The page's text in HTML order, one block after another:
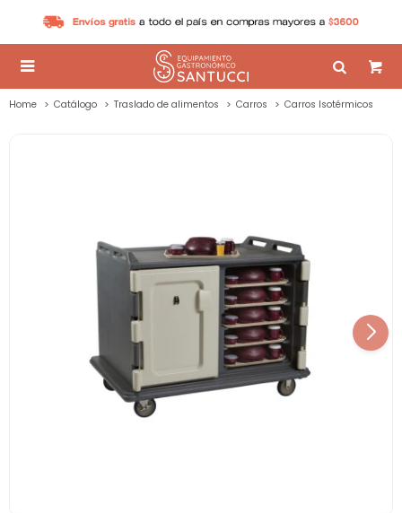

Home Catálogo Traslado de alimentos Carros Carros Isotérmicos